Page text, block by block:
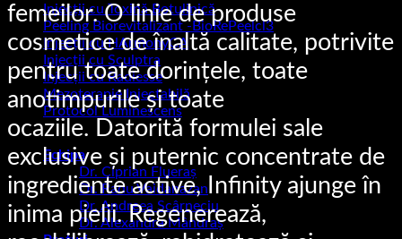
Injecții cu Toxină Botulinică
Peeling Biorevitalizant -BioRePeelcl3
Injecții cu HArmonyCA
Injecții cu Sculptra
Injecții cu Radiesse
Mezoterapie Injectabilă
Protocol Luminescens
Echipa
Dr. Ciprian Flueraș
Dr. Radu Vaidahazan
Dr. Andreea Scârneciu
Dr. Alexandra Mândraș
femeilor. O linie de produse
cosmetice de înaltă calitate, potrivite
pentru toate dorințele, toate
anotimpurile și toate
ocaziile. Datorită formulei sale
exclusive și puternic concentrate de
ingrediente active, Infinity ajunge în
inima pielii. Regenerează,